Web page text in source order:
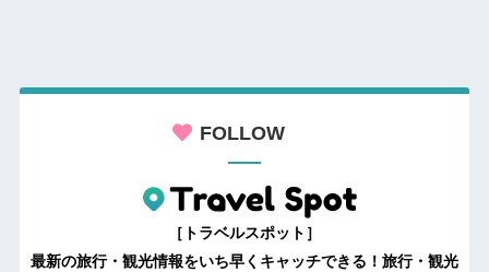
FOLLOW
［トラベルスポット］
最新の旅行・観光情報をいち早くキャッチできる！旅行・観光